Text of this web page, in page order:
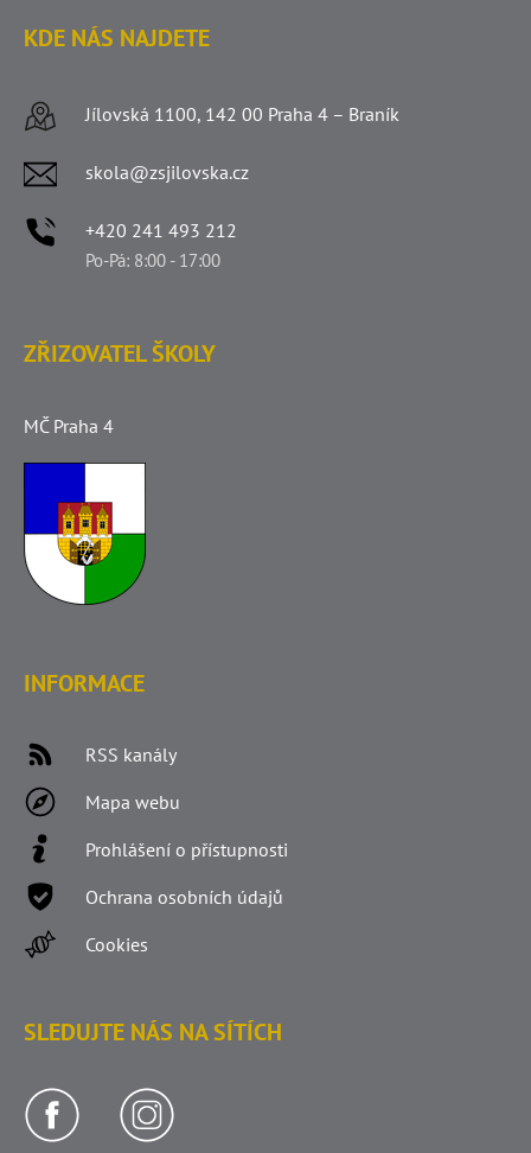
KDE NÁS NAJDETE
Jílovská 1100, 142 00 Praha 4 – Braník
skola@zsjilovska.cz
+420 241 493 212
Po-Pá: 8:00 - 17:00
ZŘIZOVATEL ŠKOLY
MČ Praha 4
INFORMACE
RSS kanály
Mapa webu
Prohlášení o přístupnosti
Ochrana osobních údajů
Cookies
SLEDUJTE NÁS NA SÍTÍCH